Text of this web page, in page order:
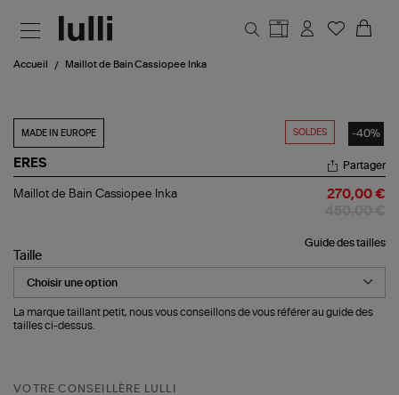
Accueil Maillot de Bain Cassiopee Inka
SOLDES -40%
MADE IN EUROPE
ERES
Maillot
Inka
Partager
Maillot de Bain Cassiopee Inka 270,00 €
Guide des tailles
Taille
La marque taillant petit, nous vous conseillons de vous référer au guide des
tailles ci-dessus.
VOTRE CONSEILLÈRE LULLI